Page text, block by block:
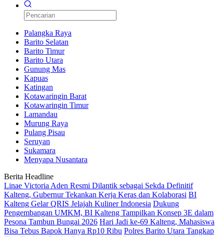
Palangka Raya
Barito Selatan
Barito Timur
Barito Utara
Gunung Mas
Kapuas
Katingan
Kotawaringin Barat
Kotawaringin Timur
Lamandau
Murung Raya
Pulang Pisau
Seruyan
Sukamara
Menyapa Nusantara
Berita Headline
Linae Victoria Aden Resmi Dilantik sebagai Sekda Definitif
Kalteng, Gubernur Tekankan Kerja Keras dan Kolaborasi BI
Kalteng Gelar QRIS Jelajah Kuliner Indonesia Dukung
Pengembangan UMKM, BI Kalteng Tampilkan Konsep 3E dalam
Pesona Tambun Bungai 2026 Hari Jadi ke-69 Kalteng, Mahasiswa
Bisa Tebus Bapok Hanya Rp10 Ribu Polres Barito Utara Tangkap